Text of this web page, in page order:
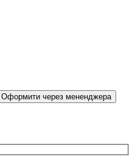
Оформити через мененджера